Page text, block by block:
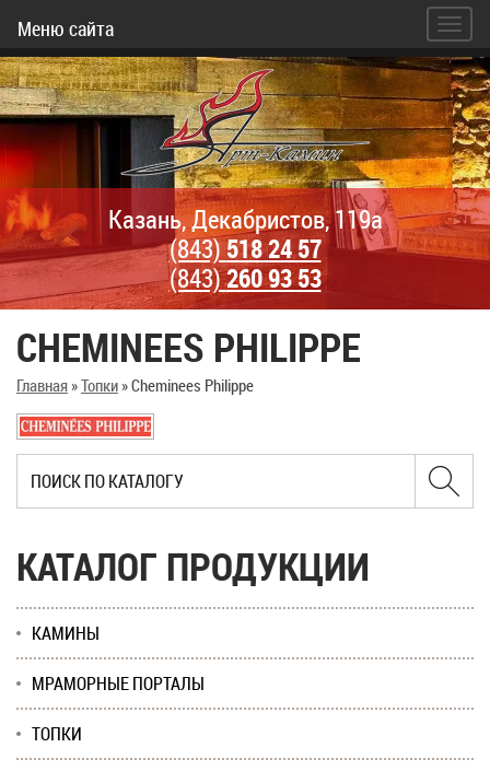
Меню сайта
Казань, Декабристов, 119а
(843)518 24 57
(843)260 93 53
CHEMINEES PHILIPPE
Главная»Топки»Cheminees Philippe
КАТАЛОГ ПРОДУКЦИИ
КАМИНЫ
МРАМОРНЫЕ ПОРТАЛЫ
ТОПКИ